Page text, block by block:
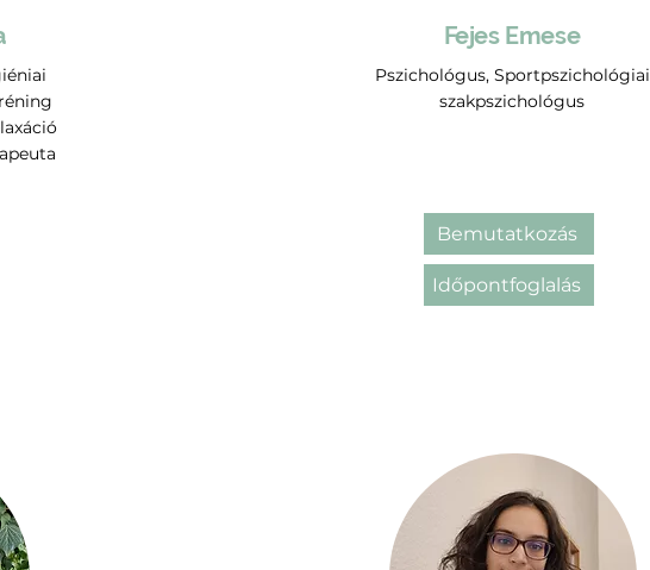
Fejes Emese
Pszichológus, Sportpszichológiai
szakpszichológus
Bemutatkozás
Időpontfoglalás